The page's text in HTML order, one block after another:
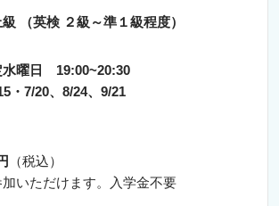
（英検 ２級～準１級程度）
曜日 19:00~20:30
・ 7/20、8/24、9/21
（税込）
いただけます。入学金不要